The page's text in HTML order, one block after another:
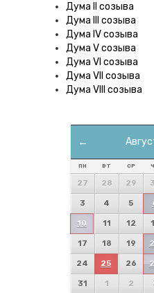
Дума II созыва
Дума III созыва
Дума IV созыва
Дума V созыва
Дума VI созыва
Дума VII созыва
Дума VIII созыва
←
ПН ВТ СР
27 28 29
3 4 5
10 11 12
17 18 19
24 25 26
31 1 2